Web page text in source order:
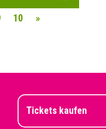
10 »
Tickets kaufen